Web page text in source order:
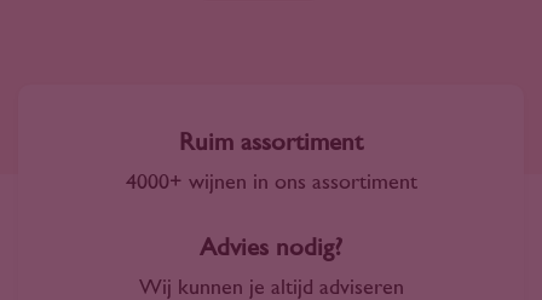
Ruim assortiment
4000+ wijnen in ons assortiment
Advies nodig?
Wij kunnen je altijd adviseren